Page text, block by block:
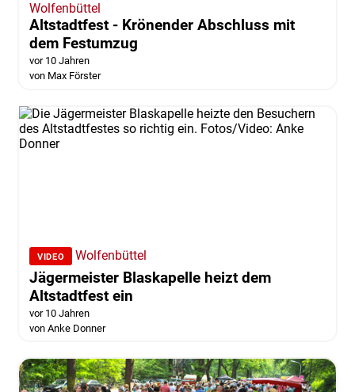
Wolfenbüttel
Altstadtfest - Krönender Abschluss mit
dem Festumzug
vor 10 Jahren
von Max Förster
VIDEO Wolfenbüttel
Jägermeister Blaskapelle heizt dem
Altstadtfest ein
vor 10 Jahren
von Anke Donner